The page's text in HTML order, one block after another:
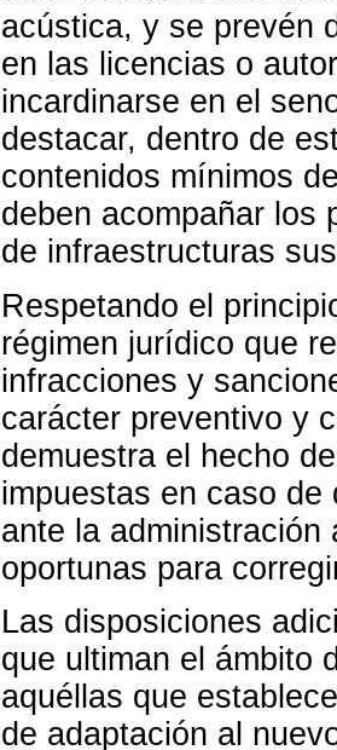
acústica, y se prevén
en las licencias o
incardinarse en el
destacar, dentro de
contenidos mínimos
deben acompañar los
de infraestructuras
Respetando el
régimen jurídico que
infracciones y
carácter preventivo y
demuestra el hecho
impuestas en caso
ante la administración
oportunas para
Las disposiciones
que ultiman el ámbito
aquéllas que
de adaptación al